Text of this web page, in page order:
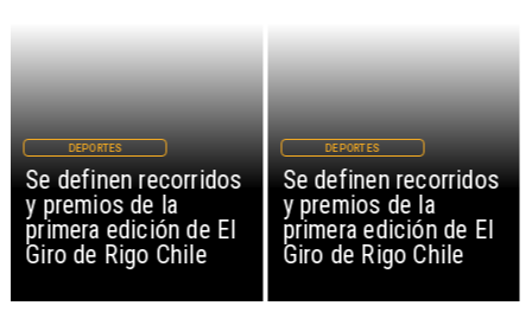
Se definen recorridos
y premios de la
primera edición de El
Giro de Rigo Chile
DEPORTES
Se definen recorridos
y premios de la
primera edición de El
Giro de Rigo Chile
DEPORTES